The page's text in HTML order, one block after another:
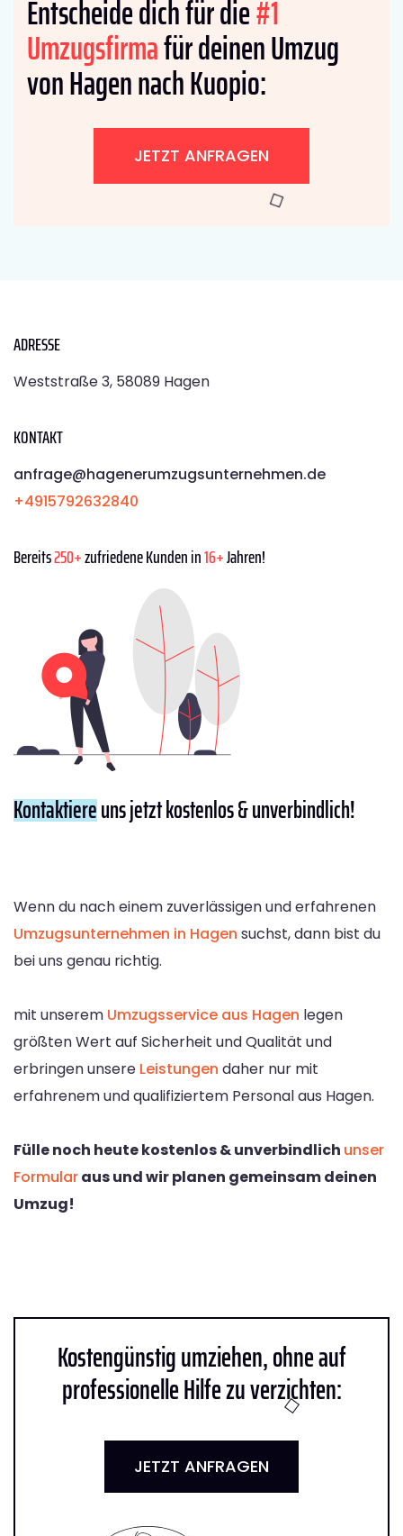
Entscheide dich für die#1
Umzugsfirmafür deinen Umzug
von Hagen nach Kuopio:
JETZT ANFRAGEN
ADRESSE
Weststraße 3, 58089 Hagen
KONTAKT
anfrage@hagenerumzugsunternehmen.de
+4915792632840
Bereits250+zufriedene Kunden in16+Jahren!
Kontaktiereuns jetzt kostenlos & unverbindlich!
Wenn du nach einem zuverlässigen und erfahrenen
Umzugsunternehmen in Hagen suchst, dann bist du
bei uns genau richtig.
mit unserem Umzugsservice aus Hagen legen
größten Wert auf Sicherheit und Qualität und
erbringen unsere Leistungen daher nur mit
erfahrenem und qualifiziertem Personal aus Hagen.
Fülle noch heute kostenlos & unverbindlich unser
Formularaus und wir planen gemeinsam deinen
Umzug!
Kostengünstig umziehen, ohne auf
professionelle Hilfe zu verzichten:
JETZT ANFRAGEN